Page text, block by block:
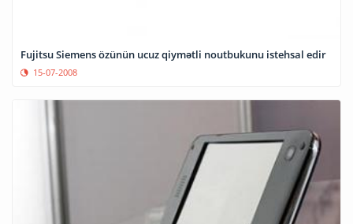
Fujitsu Siemens özünün ucuz qiymətli noutbukunu istehsal edir
15-07-2008